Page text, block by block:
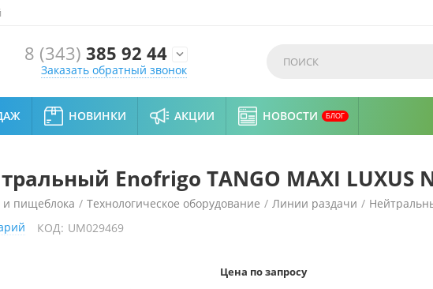
8 (343) 385 92 44 
Заказать обратный звонок
НОВИНКИ АКЦИИ НОВОСТИ БЛОГ
Enofrigo TANGO MAXI LUXUS
и пищеблока / Технологическое оборудование / Линии раздачи /
MAXI LUXUS NE 1400
КОД: UM029469
Цена по запросу